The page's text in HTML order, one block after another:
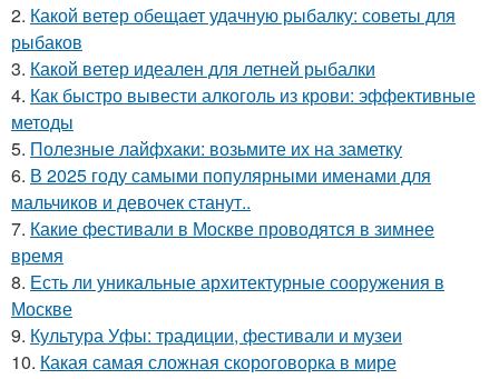
2. Какой ветер обещает удачную рыбалку: советы для
рыбаков
3. Какой ветер идеален для летней рыбалки
4. Как быстро вывести алкоголь из крови: эффективные
методы
5. Полезные лайфхаки: возьмите их на заметку
6. В 2025 году самыми популярными именами для
мальчиков и девочек станут..
7. Какие фестивали в Москве проводятся в зимнее
время
8. Есть ли уникальные архитектурные сооружения в
Москве
9. Культура Уфы: традиции, фестивали и музеи
10. Какая самая сложная скороговорка в мире